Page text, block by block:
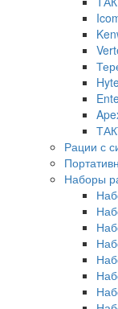
Рации с
Наборы